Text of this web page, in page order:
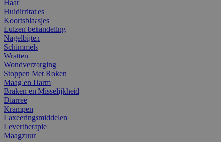
Haar
Huidirritaties
Koortsblaasjes
Luizen behandeling
Nagelbijten
Schimmels
Wratten
Wondverzorging
Stoppen Met Roken
Maag en Darm
Braken en Misselijkheid
Diarree
Krampen
Laxeeringsmiddelen
Levertherapie
Maagzuur